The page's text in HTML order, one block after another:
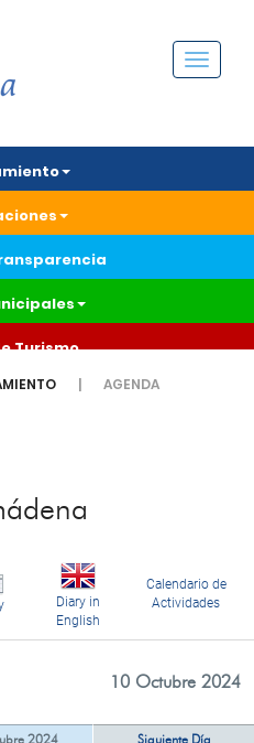
Menú
Turismo
AGENDA
Diary in
English
Calendario de
Actividades
10 Octubre 2024
2024 Siguiente Día